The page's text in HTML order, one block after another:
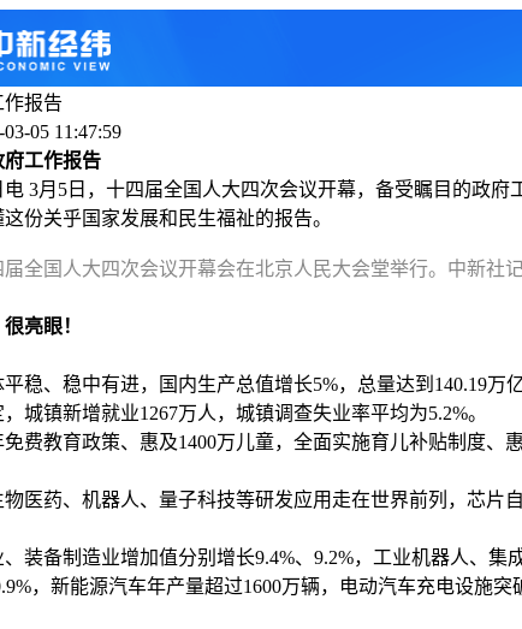
作报告
05 11:47:59
府工作报告
3月5日，十四届全国人大四次会议开幕，备受瞩目的政府
份关乎国家发展和民生福祉的报告。
届全国人大四次会议开幕会在北京人民大会堂举行。中新社
亮眼！
、稳中有进，国内生产总值增长5%，总量达到140.19万亿
镇新增就业1267万人，城镇调查失业率平均为5.2%。
教育政策、惠及1400万儿童，全面实施育儿补贴制度、惠
药、机器人、量子科技等研发应用走在世界前列，芯片
备制造业增加值分别增长9.4%、9.2%，工业机器人、集
，新能源汽车年产量超过1600万辆，电动汽车充电设施突